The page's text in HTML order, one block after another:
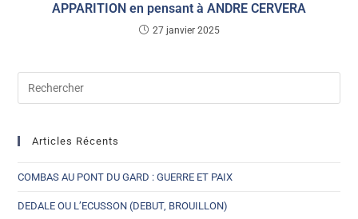
APPARITION en pensant à ANDRE CERVERA
27 janvier 2025
Articles Récents
COMBAS AU PONT DU GARD : GUERRE ET PAIX
DEDALE OU L’ECUSSON (DEBUT, BROUILLON)